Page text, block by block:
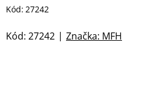
Kód: 27242
Značka: MFH
Kód: 27242